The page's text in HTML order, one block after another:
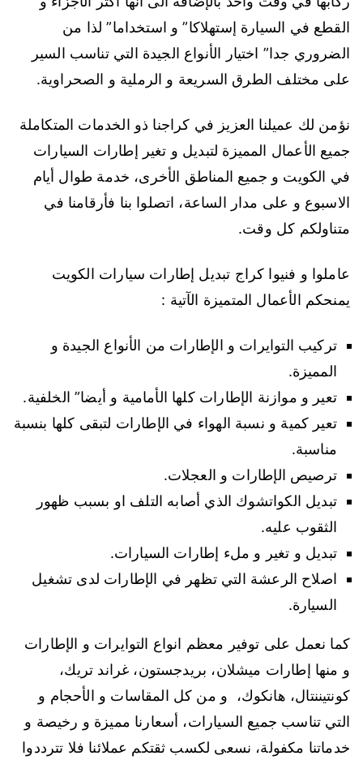
القطع في السيارة إستهلاكا” و استخداما” لذا من
الضروري جدا” اختيار الأنواع الجيدة التي تناسب السير
على مختلف الطرق السريعة و الرملية و الصحراوية.
نؤمن لك عميلنا العزيز في كراجنا ذو الخدمات المتكاملة
جميع الأعمال المميزة لتبديل و تغير إطارات السيارات
في الكويت و جميع المناطق الأخرى، خدمة طوال أيام
الاسبوع و على مدار الساعة، اتصلوا بنا فأرقامنا في
متناولكم كل وقت.
عاملوا و فنيوا كراج تبديل إطارات سيارات الكويت
يمنحكم الأعمال المتميزة الآتية :
تركيب التوايرات و الإطارات من الأنواع الجيدة و
المميزة.
تعير و موازنة الإطارات كلها الأمامية و أيضا” الخلفية.
تعير كمية و نسبة الهواء في الإطارات لتبقى كلها بنسبة
مناسبة.
ترصيص الإطارات و العجلات.
تبديل الكواتشوك الذي أصابه التلف او بسبب ظهور
الثقوب عليه.
تبديل و تغير و ملء إطارات السيارات.
اصلاح الرعشة التي تظهر في الإطارات لدى تشغيل
السيارة.
كما نعمل على توفير معظم انواع التوايرات و الإطارات
و منها إطارات ميشلان، بريدجستون، غراند تريك،
كونتيننتال، هانكوك، و من كل المقاسات و الأحجام و
التي تناسب جميع السيارات، أسعارنا مميزة و رخيصة و
خدماتنا مكفولة، نسعى لكسب ثقتكم عملائنا فلا تترددوا